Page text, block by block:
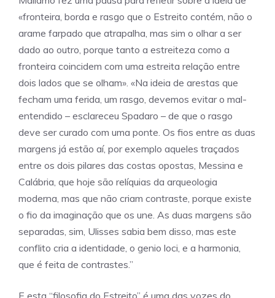
«fronteira, borda e rasgo que o Estreito contém, não o
arame farpado que atrapalha, mas sim o olhar a ser
dado ao outro, porque tanto a estreiteza como a
fronteira coincidem com uma estreita relação entre
dois lados que se olham». «Na ideia de arestas que
fecham uma ferida, um rasgo, devemos evitar o mal-
entendido – esclareceu Spadaro – de que o rasgo
deve ser curado com uma ponte. Os fios entre as duas
margens já estão aí, por exemplo aqueles traçados
entre os dois pilares das costas opostas, Messina e
Calábria, que hoje são relíquias da arqueologia
moderna, mas que não criam contraste, porque existe
o fio da imaginação que os une. As duas margens são
separadas, sim, Ulisses sabia bem disso, mas este
conflito cria a identidade, o genio loci, e a harmonia,
que é feita de contrastes.”
E esta “filosofia do Estreito” é uma das vozes do